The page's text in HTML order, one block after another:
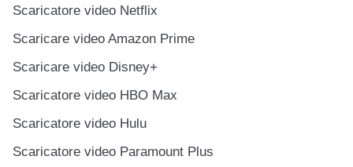
Scaricatore video Netflix
Scaricare video Amazon Prime
Scaricare video Disney+
Scaricatore video HBO Max
Scaricatore video Hulu
Scaricatore video Paramount Plus